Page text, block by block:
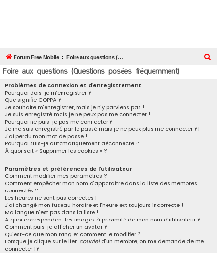
Forum Free Mobile Foire aux questions (Questions posées fréquemment)
Foire aux questions (Questions posées fréquemment)
Problèmes de connexion et d’enregistrement
Pourquoi dois-je m’enregistrer ?
Que signifie COPPA ?
Je souhaite m’enregistrer, mais je n’y parviens pas !
Je suis enregistré mais je ne peux pas me connecter !
Pourquoi ne puis-je pas me connecter ?
Je me suis enregistré par le passé mais je ne peux plus me connecter ?!
J’ai perdu mon mot de passe !
Pourquoi suis-je automatiquement déconnecté ?
À quoi sert « Supprimer les cookies » ?
Paramètres et préférences de l’utilisateur
Comment modifier mes paramètres ?
Comment empêcher mon nom d’apparaître dans la liste des membres
connectés ?
Les heures ne sont pas correctes !
J’ai changé mon fuseau horaire et l’heure est toujours incorrecte !
Ma langue n’est pas dans la liste !
A quoi correspondent les images à proximité de mon nom d’utilisateur ?
Comment puis-je afficher un avatar ?
Qu’est-ce que mon rang et comment le modifier ?
Lorsque je clique sur le lien courrield’un membre, on me demande de me
connecter !?